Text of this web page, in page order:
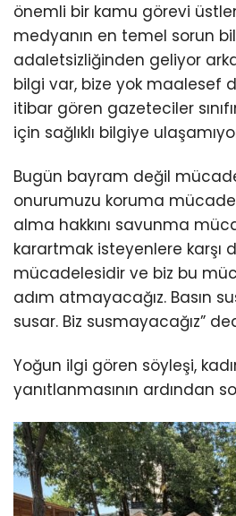
önemli bir kamu görevi
medyanın en temel sorun
adaletsizliğinden geliyor
bilgi var, bize yok maalesef
itibar gören gazeteciler
için sağlıklı bilgiye
Bugün bayram değil
onurumuzu koruma
alma hakkını savunma
karartmak isteyenlere karşı
mücadelesidir ve biz bu
adım atmayacağız. Basın
susar. Biz susmayacağız”
Yoğun ilgi gören söyleşi,
yanıtlanmasının ardından